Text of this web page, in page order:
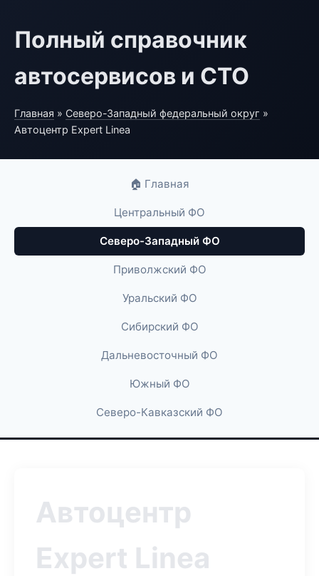
Полный справочник
автосервисов и СТО
Главная » Северо-Западный федеральный округ »
Автоцентр Expert Linea
🏠 Главная
Центральный ФО
Северо-Западный ФО
Приволжский ФО
Уральский ФО
Сибирский ФО
Дальневосточный ФО
Южный ФО
Северо-Кавказский ФО
Автоцентр
Expert Linea